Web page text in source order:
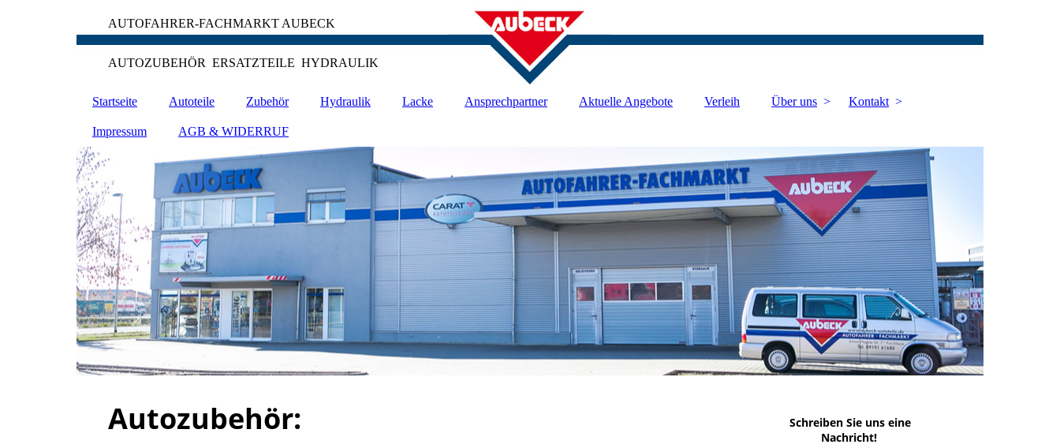
AUTOFAHRER-FACHMARKT AUBECK
AUTOZUBEHÖR ERSATZTEILE HYDRAULIK
Startseite Autoteile Zubehör Hydraulik Lacke Ansprechpartner Aktuelle Angebote Verleih Über uns Kontakt
Impressum AGB & WIDERRUF
Autozubehör:
Schreiben Sie uns eine
Nachricht!